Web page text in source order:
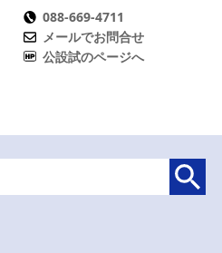
088-669-4711
メールでお問合せ
公設試のページへ